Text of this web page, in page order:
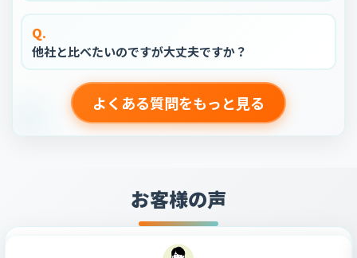
Q.
他社と比べたいのですが大丈夫ですか？
よくある質問をもっと見る
お客様の声